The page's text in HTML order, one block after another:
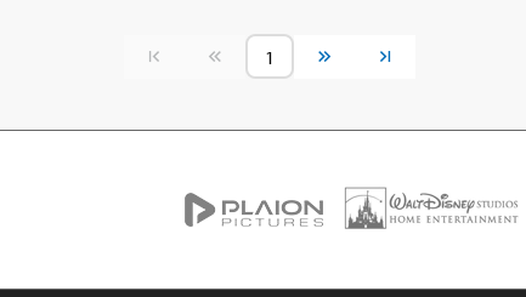
Vorherige Seite Nächste Seite